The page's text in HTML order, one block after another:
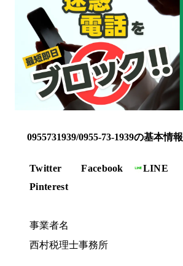
0955731939/0955-73-1939の基本情報
Twitter Facebook LINE
Pinterest
事業者名
西村税理士事務所